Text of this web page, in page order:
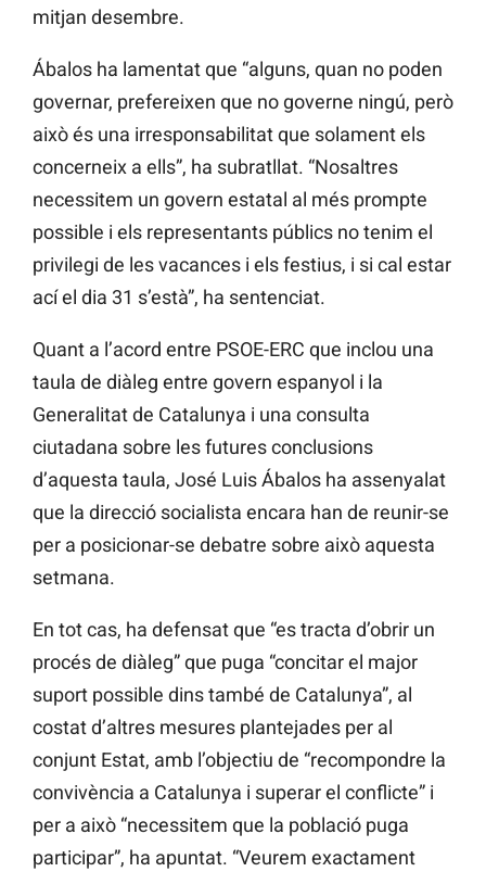
mitjan desembre.
Ábalos ha lamentat que “alguns, quan no poden
governar, prefereixen que no governe ningú, però
això és una irresponsabilitat que solament els
concerneix a ells”, ha subratllat. “Nosaltres
necessitem un govern estatal al més prompte
possible i els representants públics no tenim el
privilegi de les vacances i els festius, i si cal estar
ací el dia 31 s’està”, ha sentenciat.
Quant a l’acord entre PSOE-ERC que inclou una
taula de diàleg entre govern espanyol i la
Generalitat de Catalunya i una consulta
ciutadana sobre les futures conclusions
d’aquesta taula, José Luis Ábalos ha assenyalat
que la direcció socialista encara han de reunir-se
per a posicionar-se debatre sobre això aquesta
setmana.
En tot cas, ha defensat que “es tracta d’obrir un
procés de diàleg” que puga “concitar el major
suport possible dins també de Catalunya”, al
costat d’altres mesures plantejades per al
conjunt Estat, amb l’objectiu de “recompondre la
convivència a Catalunya i superar el conflicte” i
per a això “necessitem que la població puga
participar”, ha apuntat. “Veurem exactament